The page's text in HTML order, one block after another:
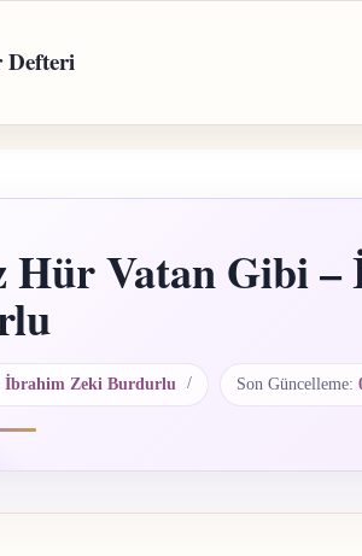
Defteri
Hür Vatan Gibi
İbrahim Zeki Burdurlu Son Güncelleme: